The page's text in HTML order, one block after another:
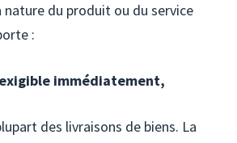
nature du produit ou du service
:
immédiatement,
des livraisons de biens. La